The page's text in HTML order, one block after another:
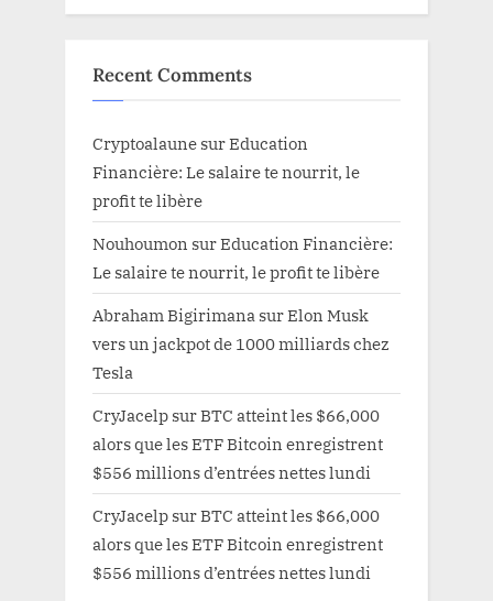
Recent Comments
Cryptoalaune surEducation
Financière: Le salaire te nourrit, le
profit te libère
Nouhoumon surEducation Financière:
Le salaire te nourrit, le profit te libère
Abraham Bigirimana surElon Musk
vers un jackpot de 1000 milliards chez
Tesla
CryJacelp surBTC atteint les $66,000
alors que les ETF Bitcoin enregistrent
$556 millions d’entrées nettes lundi
CryJacelp surBTC atteint les $66,000
alors que les ETF Bitcoin enregistrent
$556 millions d’entrées nettes lundi